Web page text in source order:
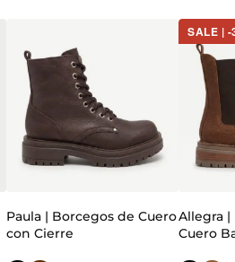
Paula | Borcegos de Cuero
con Cierre
SALE | -
Allegra
Cuero